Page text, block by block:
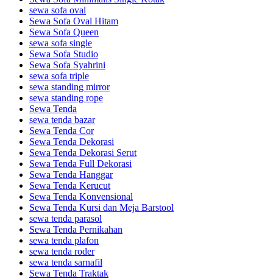
sewa sofa oval
Sewa Sofa Oval Hitam
Sewa Sofa Queen
sewa sofa single
Sewa Sofa Studio
Sewa Sofa Syahrini
sewa sofa triple
sewa standing mirror
sewa standing rope
Sewa Tenda
sewa tenda bazar
Sewa Tenda Cor
Sewa Tenda Dekorasi
Sewa Tenda Dekorasi Serut
Sewa Tenda Full Dekorasi
Sewa Tenda Hanggar
Sewa Tenda Kerucut
Sewa Tenda Konvensional
Sewa Tenda Kursi dan Meja Barstool
sewa tenda parasol
Sewa Tenda Pernikahan
sewa tenda plafon
sewa tenda roder
sewa tenda sarnafil
Sewa Tenda Traktak